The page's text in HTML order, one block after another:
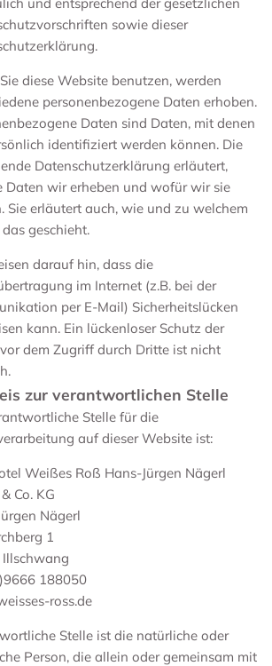
sowie dieser
diese Website benutzen, werden
personenbezogene Daten erhoben.
Daten sind Daten, mit denen
identifiziert werden können. Die
Datenschutzerklärung erläutert,
Daten wir erheben und wofür wir sie
Sie erläutert auch, wie und zu welchem
geschieht.
darauf hin, dass die
im Internet (z.B. bei der
per E-Mail) Sicherheitslücken
kann. Ein lückenloser Schutz der
dem Zugriff durch Dritte ist nicht
zur verantwortlichen Stelle
Stelle für die
auf dieser Website ist:
Weißes Roß Hans-Jürgen Nägerl
Co. KG
Nägerl
1
188050
ross.de
Stelle ist die natürliche oder
Person, die allein oder gemeinsam mit